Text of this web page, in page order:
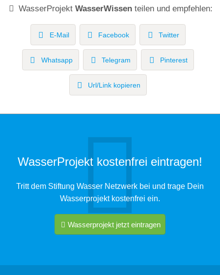
WasserProjektWasserWissen teilen und empfehlen:
E-Mail Facebook Twitter
Whatsapp Telegram Pinterest
Url/Link kopieren
WasserProjekt kostenfrei eintragen!
Tritt dem Stiftung Wasser Netzwerk bei und trage Dein
Wasserprojekt kostenfrei ein.
Wasserprojekt jetzt eintragen